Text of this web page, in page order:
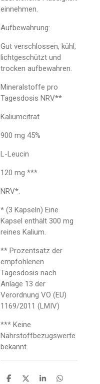
einnehmen.
Aufbewahrung:
Gut verschlossen, kühl,
lichtgeschützt und
trocken aufbewahren.
Mineralstoffe pro
Tagesdosis NRV**
Kaliumcitrat
900 mg 45%
L-Leucin
120 mg ***
NRV*:
* (3 Kapseln) Eine
Kapsel enthält 300 mg
reines Kalium.
** Prozentsatz der
empfohlenen
Tagesdosis nach
Anlage 13 der
Verordnung VO (EU)
1169/2011 (LMIV)
*** Keine
Nährstoffbezugswerte
bekannt.
T
T
T
T